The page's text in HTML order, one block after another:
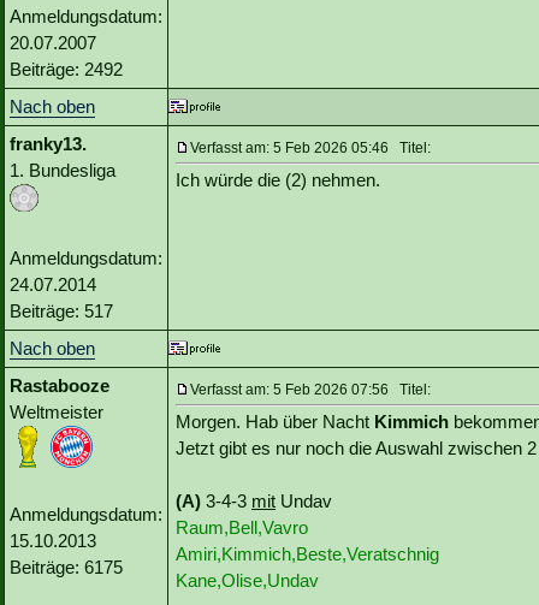
Anmeldungsdatum:
20.07.2007
Beiträge: 2492
Nach oben
franky13.
1. Bundesliga
Anmeldungsdatum:
24.07.2014
Beiträge: 517
Verfasst am: 5 Feb 2026 05:46 Titel:
Ich würde die (2) nehmen.
Nach oben
Rastabooze
Weltmeister
Anmeldungsdatum:
15.10.2013
Beiträge: 6175
Verfasst am: 5 Feb 2026 07:56 Titel:
Morgen. Hab über Nacht Kimmich
Jetzt gibt es nur noch die Auswahl zwischen
(A) 3-4-3 mit Undav
Raum,Bell,Vavro
Amiri,Kimmich,Beste,Veratschnig
Kane,Olise,Undav